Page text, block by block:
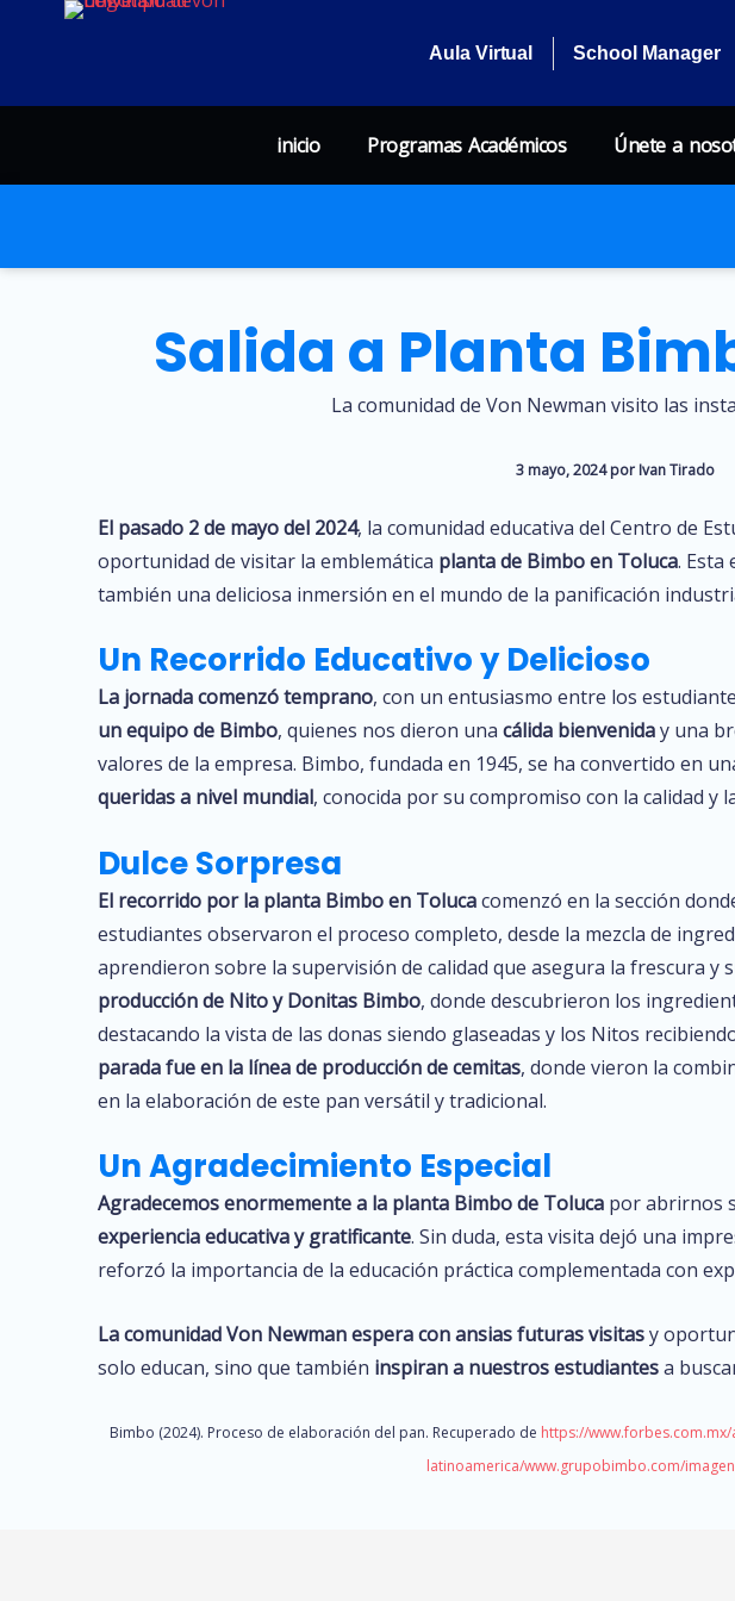
Aula Virtual School Manager
inicio Programas Académicos Únete a
Salida a Planta
La comunidad de Von Newman visito las
3 mayo, 2024 por Ivan Tirado
El pasado 2 de mayo del 2024, la comunidad educativa del Centro de
oportunidad de visitar la emblemática planta de Bimbo en Toluca. Esta
también una deliciosa inmersión en el mundo de la panificación
Un Recorrido Educativo y Delicioso
La jornada comenzó temprano, con un entusiasmo entre los
un equipo de Bimbo, quienes nos dieron una cálida bienveniday una
valores de la empresa. Bimbo, fundada en 1945, se ha convertido en
queridas a nivel mundial, conocida por su compromiso con la calidad y
Dulce Sorpresa
El recorrido por la planta Bimbo en Tolucacomenzó en la sección
estudiantes observaron el proceso completo, desde la mezcla de
aprendieron sobre la supervisión de calidad que asegura la frescura y
producción de Nito y Donitas Bimbo, donde descubrieron los
destacando la vista de las donas siendo glaseadas y los Nitos
parada fue en la línea de producción de cemitas, donde vieron la
en la elaboración de este pan versátil y tradicional.
Un Agradecimiento Especial
Agradecemos enormemente a la planta Bimbo de Toluca por abrirnos
experiencia educativa y gratificante. Sin duda, esta visita dejó una
reforzó la importancia de la educación práctica complementada con
La comunidad Von Newman espera con ansias futuras visitasy
solo educan, sino que también inspiran a nuestros estudiantesa
Bimbo (2024). Proceso de elaboración del pan. Recuperado de https://
latinoamerica/www.grupobimbo.com/